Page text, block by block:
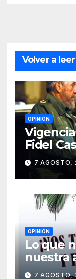
Volver a leer
OPINIÓN
Fidel
del
Por
7 AGOSTO,
OPINIÓN
Lo que
nuestra
Laidi
7 AGOSTO,